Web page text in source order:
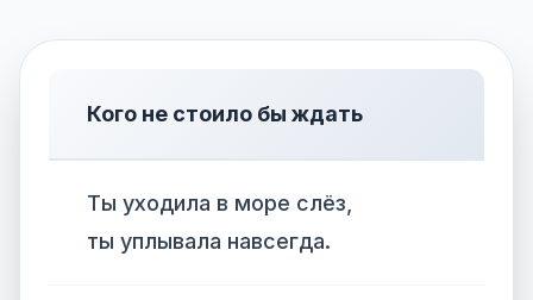
Кого не стоило бы ждать
Ты уходила в море слёз,
ты уплывала навсегда.